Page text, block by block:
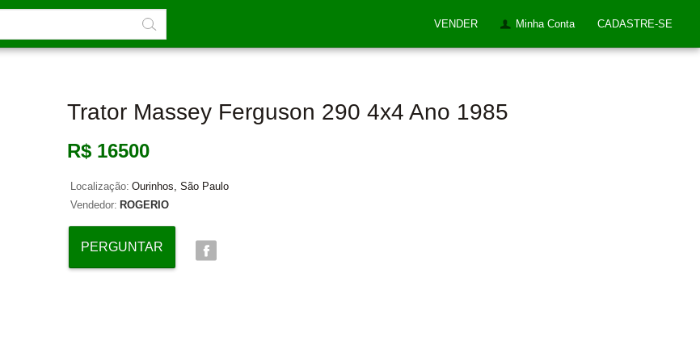
VENDER Minha Conta CADASTRE-SE
Trator Massey Ferguson 290 4x4 Ano 1985
R$ 16500
Localização: Ourinhos, São Paulo
Vendedor: ROGERIO
PERGUNTAR